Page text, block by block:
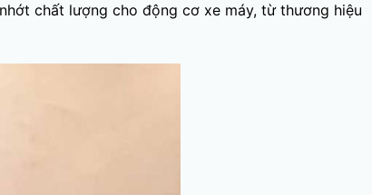
chất lượng cho động cơ xe máy, từ thương hiệu